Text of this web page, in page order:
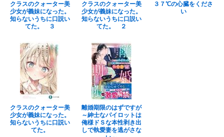
クラスのクォーター美
少女が義妹になった。
知らないうちに口説い
てた。 ３
クラスのクォーター美
少女が義妹になった。
知らないうちに口説い
てた。 ２
３７℃の心臓をくださ
い
クラスのクォーター美
少女が義妹になった。
知らないうちに口説い
てた。
離婚期限のはずですが
～紳士なパイロットは
俺様ドＳな本性剥き出
しで執愛妻を逃がさな